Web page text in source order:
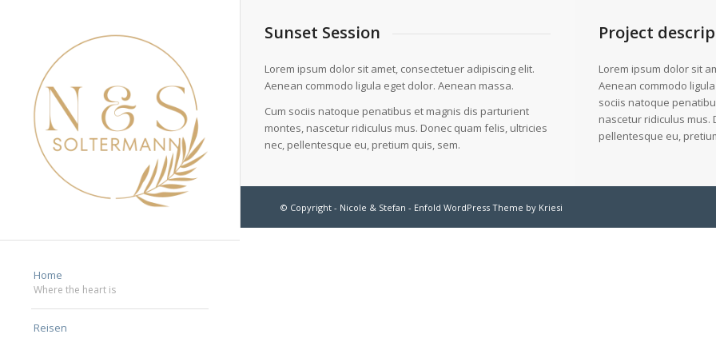
Home
Where the heart is
Reisen
Sunset Session
Lorem ipsum dolor sit amet, consectetuer adipiscing elit.
Aenean commodo ligula eget dolor. Aenean massa.
Cum sociis natoque penatibus et magnis dis parturient
montes, nascetur ridiculus mus. Donec quam felis, ultricies
nec, pellentesque eu, pretium quis, sem.
Project
Lorem ipsum dolor sit
Aenean commodo
sociis natoque
nascetur ridiculus mus.
pellentesque eu,
© Copyright - Nicole & Stefan - Enfold WordPress Theme by Kriesi